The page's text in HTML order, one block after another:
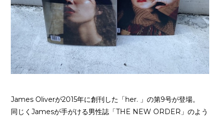
James Oliverが2015年に創刊した「her. 」の第9号が登場。
同じくJamesが手がける男性誌「THE NEW ORDER」のよう